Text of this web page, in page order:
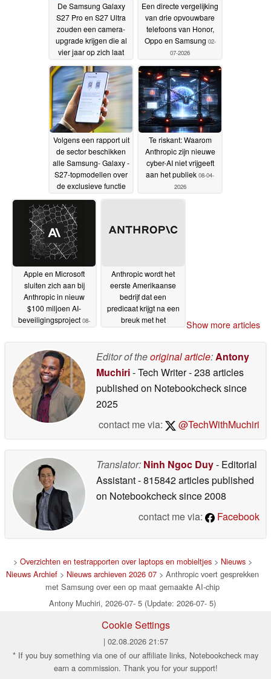
De Samsung Galaxy
S27 Pro en S27 Ultra
zouden een camera-
upgrade krijgen die al
vier jaar op zich laat
03-07-2026
Een directe vergelijking
van drie opvouwbare
telefoons van Honor,
Oppo en Samsung 02-
07-2026
Volgens een rapport uit
de sector beschikken
alle Samsung- Galaxy -
S27-topmodellen over
de exclusieve functie
Ultra
Te riskant: Waarom
Anthropic zijn nieuwe
cyber-AI niet vrijgeeft
aan het publiek 08-04-
2026
Apple en Microsoft
sluiten zich aan bij
Anthropic in nieuw
$100 miljoen AI-
beveiligingsproject 08-
Anthropic wordt het
eerste Amerikaanse
bedrijf dat een
predicaat krijgt na een
breuk met het
Show more articles
Editor of theoriginal article:Antony
Muchiri- Tech Writer- 238 articles
published on Notebookchecksince
2025
contact me via:
@TechWithMuchiri
Translator: Ninh Ngoc Duy- Editorial
Assistant- 815842 articles published
on Notebookchecksince 2008
contact me via:
Facebook
> Overzichten en testrapporten over laptops en mobieltjes> Nieuws>
Nieuws Archief > Nieuws archieven 2026 07 > Anthropic voert gesprekken
met Samsung over een op maat gemaakte AI-chip
Antony Muchiri, 2026-07- 5 (Update: 2026-07- 5)
Cookie Settings
| 02.08.2026 21:57
* If you buy something via one of our affiliate links, Notebookcheck may
earn a commission. Thank you for your support!